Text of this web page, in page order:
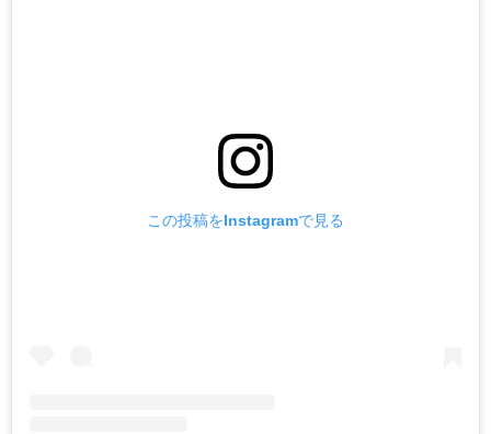
この投稿をInstagramで見る